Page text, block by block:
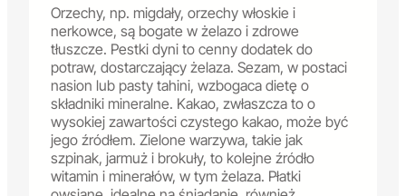
Orzechy, np. migdały, orzechy włoskie i
nerkowce, są bogate w żelazo i zdrowe
tłuszcze. Pestki dyni to cenny dodatek do
potraw, dostarczający żelaza. Sezam, w postaci
nasion lub pasty tahini, wzbogaca dietę o
składniki mineralne. Kakao, zwłaszcza to o
wysokiej zawartości czystego kakao, może być
jego źródłem. Zielone warzywa, takie jak
szpinak, jarmuż i brokuły, to kolejne źródło
witamin i minerałów, w tym żelaza. Płatki